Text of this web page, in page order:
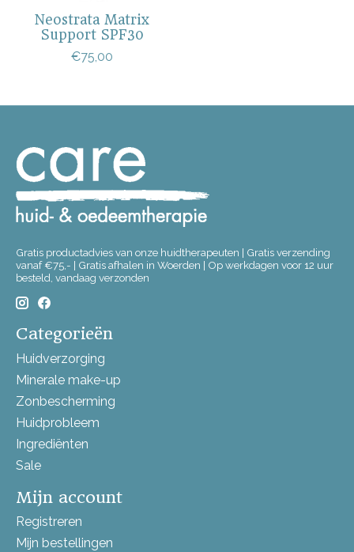
Neostrata Matrix
Support SPF30
€75,00
Gratis productadvies van onze huidtherapeuten | Gratis verzending
vanaf €75,- | Gratis afhalen in Woerden | Op werkdagen voor 12 uur
besteld, vandaag verzonden
Categorieën
Huidverzorging
Minerale make-up
Zonbescherming
Huidprobleem
Ingrediënten
Sale
Mijn account
Registreren
Mijn bestellingen